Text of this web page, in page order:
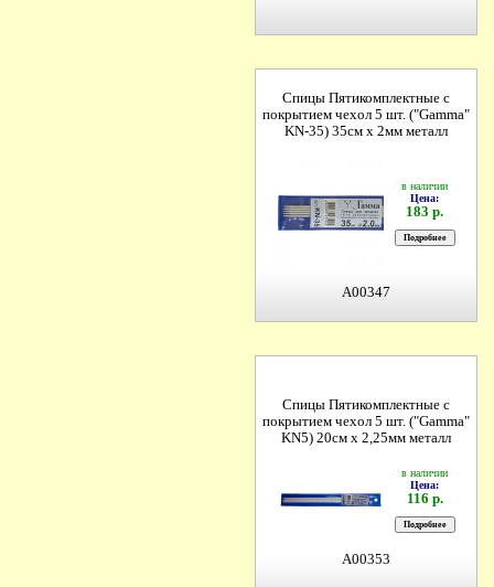
Спицы Пятикомплектные с
покрытием чехол 5 шт. ("Gamma"
KN-35) 35см х 2мм металл
в наличии
Цена:
183 р.
A00347
Спицы Пятикомплектные с
покрытием чехол 5 шт. ("Gamma"
KN5) 20см х 2,25мм металл
в наличии
Цена:
116 р.
A00353